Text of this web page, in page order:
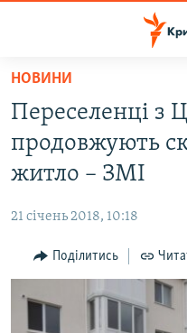
Перейти
основного
матеріалу
Перейти
до
основної
Перейти
до
пошуку
ВОДА.КРИМ
ВІДЕО ТА ФОТО
БЛОГИ
ПОГЛЯД
ІНТЕРВ'Ю
ВСЕ ЗА ДЕНЬ
НОВИНИ
Переселенці з
продовжують
житло – ЗМІ
21 січень 2018, 10:18
Поділитись